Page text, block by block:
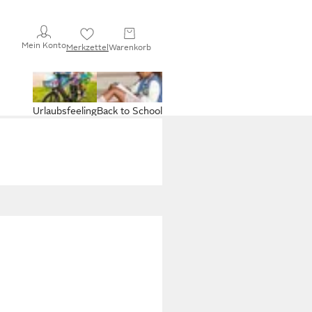
Mein KontoMerkzettelWarenkorb
Back to School
Urlaubsfeeling